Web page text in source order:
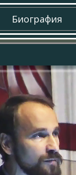
Биография